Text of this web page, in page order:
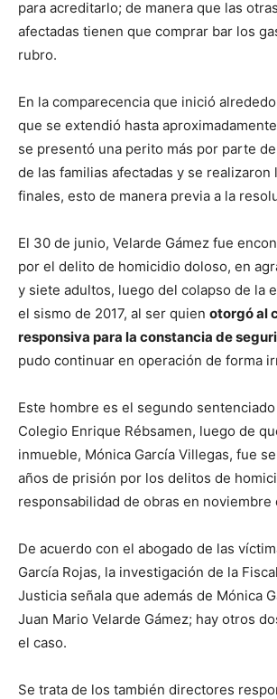
para acreditarlo; de manera que las
afectadas tienen que comprar bar los
rubro.
En la comparecencia que inició
que se extendió hasta
se presentó una perito más por parte
de las familias afectadas y se realizaron
finales, esto de manera previa a la
El 30 de junio, Velarde Gámez fue
por el delito de homicidio doloso, en
y siete adultos, luego del colapso de la
el sismo de 2017, al ser quien otorgó al
responsiva para la constancia de
pudo continuar en operación de forma
Este hombre es el segundo
Colegio Enrique Rébsamen, luego de
inmueble, Mónica García Villegas, fue
años de prisión por los delitos de
responsabilidad de obras en noviembre
De acuerdo con el abogado de las
García Rojas, la investigación de la
Justicia señala que además de Mónica
Juan Mario Velarde Gámez; hay otros
el caso.
Se trata de los también directores